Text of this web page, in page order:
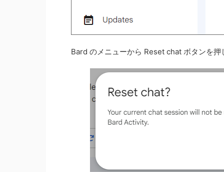
Bard のメニューから Reset chat ボタンを押